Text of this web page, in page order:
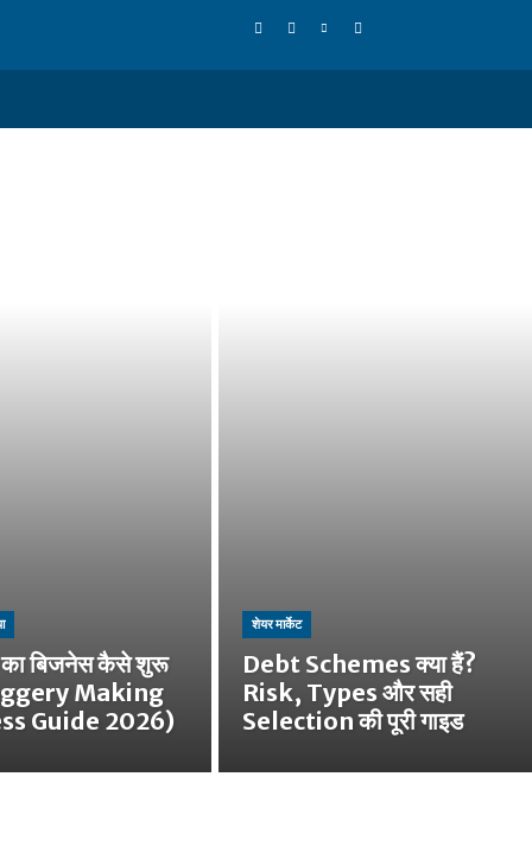
का बिजनेस कैसे शुरू
Making
Guide 2026)
शेयर मार्केट
Debt Schemes क्या हैं?
Risk, Types और सही
Selection की पूरी गाइड